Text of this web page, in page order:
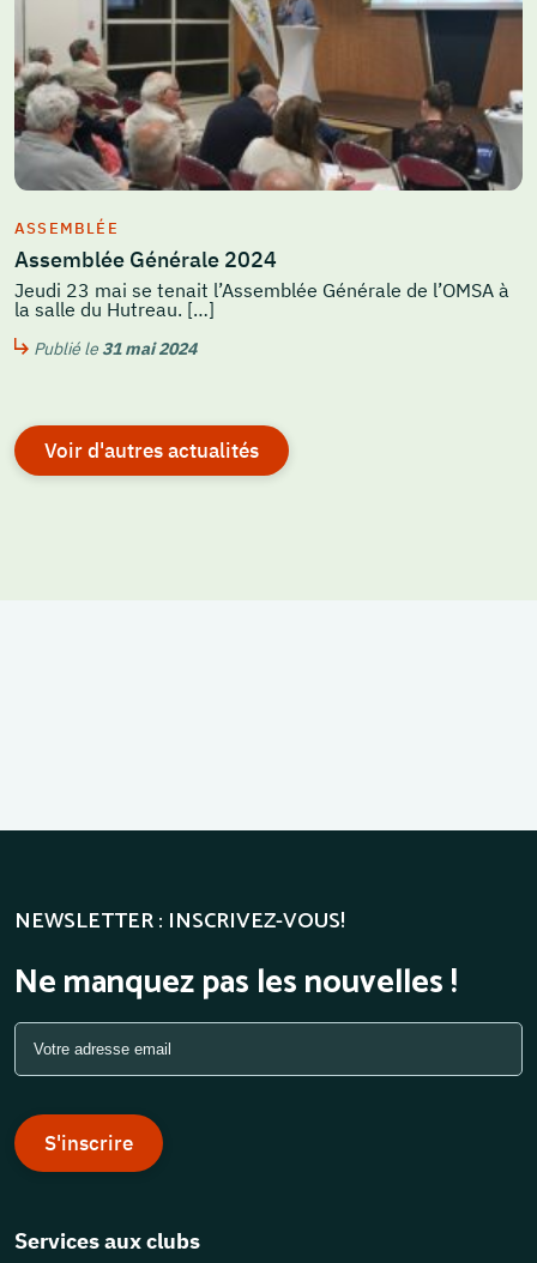
ASSEMBLÉE
Assemblée Générale 2024
Jeudi 23 mai se tenait l’Assemblée Générale de l’OMSA à
la salle du Hutreau. […]
Publié le31 mai 2024
Voir d'autres actualités
NEWSLETTER : INSCRIVEZ-VOUS!
Ne manquez pas les nouvelles !
S'inscrire
Services aux clubs